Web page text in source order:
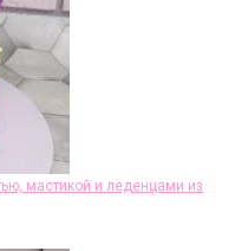
мастикой и леденцами из